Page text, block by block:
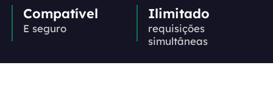
Compatível
E seguro
Ilimitado
requisições
simultâneas